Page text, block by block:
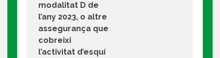
modalitat D de
l’any 2023, o altre
assegurança que
cobreixi
l’activitat d’esquí